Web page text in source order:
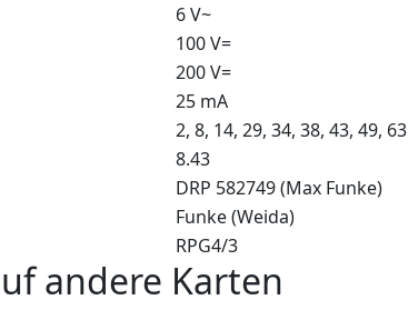
6 V~
100 V=
200 V=
25 mA
2, 8, 14, 29, 34, 38, 43, 49, 63
8.43
DRP 582749 (Max Funke)
Funke (Weida)
RPG4/3
andere Karten